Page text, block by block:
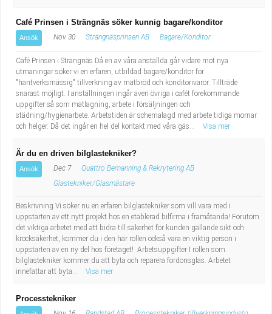
Café Prinsen i Strängnäs söker kunnig bagare/konditor
Ansök Nov 30 Strängnäsprinsen AB Bagare/Konditor
Café Prinsen i Strängnäs Då en av våra anställda går vidare mot nya
utmaningar söker vi en erfaren, utbildad bagare/konditor för
"hantverksmässig" tillverkning av matbröd och konditorivaror. Tillträde
snarast möjligt. I anställningen ingår även övriga i cafét förekommande
uppgifter så som matlagning, arbete i försäljningen och
städning/hygienarbete. Arbetstiden är schemalagd med arbete tidiga mornar
och helger. Då det ingår en hel del kontakt med våra gäs...
Visa mer
Är du en driven bilglastekniker?
Ansök Dec 7
Quattro Bemanning & Rekrytering AB
Glastekniker/Glasmästare
Beskrivning Vi söker nu en erfaren bilglastekniker som vill vara med i
uppstarten av ett nytt projekt hos en etablerad bilfirma i framåtanda! Förutom
det viktiga arbetet med att bidra till säkerhet för kunden gällande sikt och
krocksäkerhet, kommer du i den här rollen också vara en viktig person i
uppstarten av en ny del hos företaget! Arbetsuppgifter I rollen som
bilglastekniker kommer du att byta och reparera fordonsglas. Arbetet
innefattar att byta...
Visa mer
Processtekniker